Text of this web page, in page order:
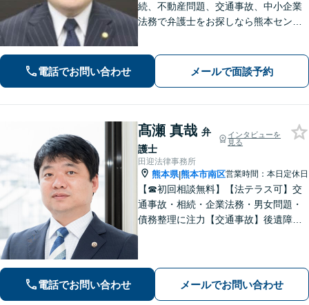
続、不動産問題、交通事故、中小企業
法務で弁護士をお探しなら熊本セント
受付可】【休日・夜間相談可】
電話でお問い合わせ メールで面談予約
髙瀬 真哉 弁
護士
インタビューを
見る
田迎法律事務所
熊本県|熊本市南区営業時間：本日定休日
【☎︎初回相談無料】【法テラス可】交
通事故・相続・企業法務・男女問題・
債務整理に注力【交通事故】後遺障害
電話でお問い合わせ メールでお問い合わせ